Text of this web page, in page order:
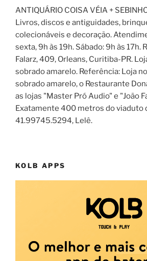
ANTIQUÁRIO COISA VÉIA +
Livros, discos e antiguidades,
colecionáveis e decoração.
sexta, 9h às 19h. Sábado: 9h às 17h.
Falarz, 409, Orleans, Curitiba-PR.
sobrado amarelo. Referência: Loja
sobrado amarelo, o Restaurante
as lojas "Master Pró Audio" e "João
Exatamente 400 metros do viaduto
41.99745.5294, Lelê.
KOLB APPS